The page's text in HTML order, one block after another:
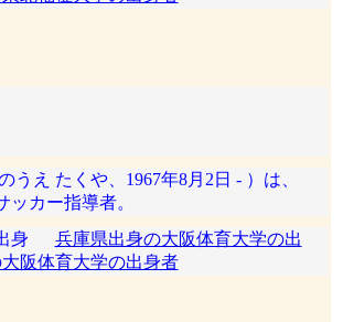
うえ たくや、1967年8月2日 - ）は、
ッカー指導者。
出身 兵庫県出身の大阪体育大学の出
阪体育大学の出身者